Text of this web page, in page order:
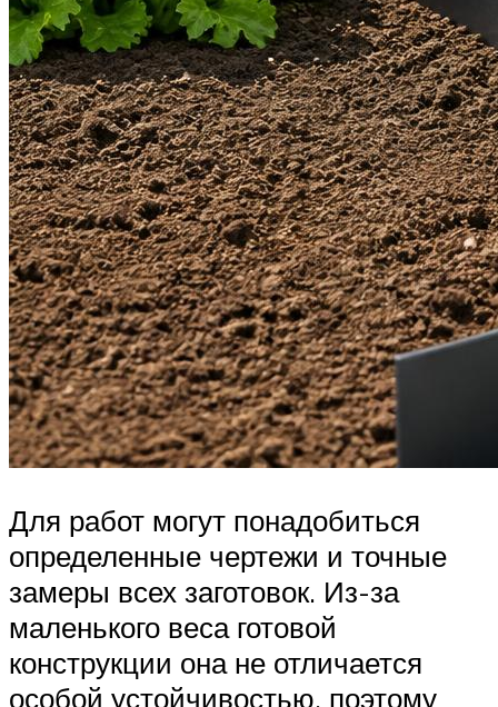
Для работ могут понадобиться
определенные чертежи и точные
замеры всех заготовок. Из-за
маленького веса готовой
конструкции она не отличается
особой устойчивостью, поэтому